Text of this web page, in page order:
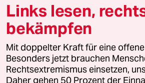
"Gremienspinne" wurde
genannt, ein wahrlich
muss die SPD noch sinken,
sich endlich schleichen,
Bayern sagt.
Links lesen,
bekämpfen
Mit doppelter Kraft für eine
Besonders jetzt brauchen
Rechtsextremismus einsetzen,
Daher gehen 50 Prozent der